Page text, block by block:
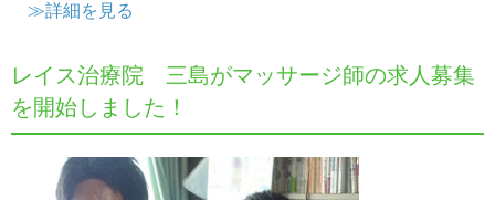
≫詳細を見る
レイス治療院 三島がマッサージ師の求人募集
を開始しました！